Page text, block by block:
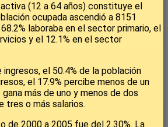
(12 a 64 años) constituye el
ocupada ascendió a 8151
laboraba en el sector primario, el
y el 12.1% en el sector
ingresos, el 50.4% de la población
el 17.9% percibe menos de un
más de uno y menos de dos
tres o más salarios.
de 2000 a 2005 fue del 2.30%. La